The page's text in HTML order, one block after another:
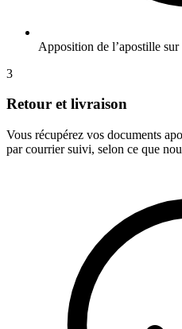
Apposition de l’apostille
3
Retour et livraison
Vous récupérez vos documents
par courrier suivi, selon ce que